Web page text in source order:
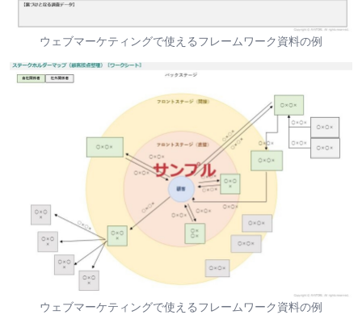
ウェブマーケティングで使えるフレームワーク資料の例
ウェブマーケティングで使えるフレームワーク資料の例